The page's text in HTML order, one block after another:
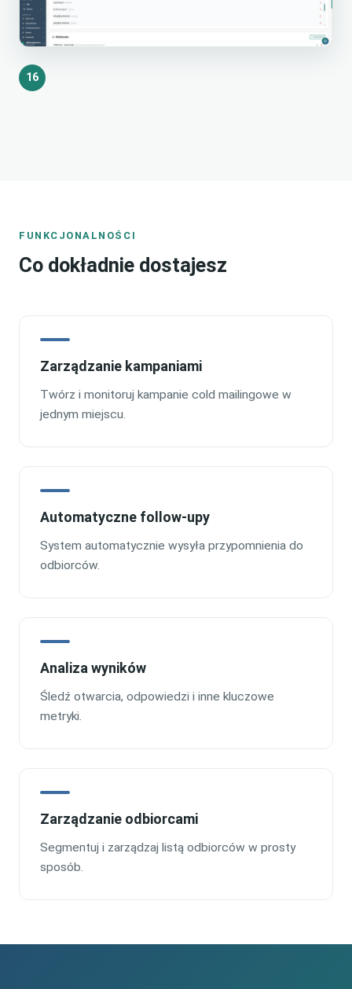
16
FUNKCJONALNOŚCI
Co dokładnie dostajesz
Zarządzanie kampaniami
Twórz i monitoruj kampanie cold mailingowe w
jednym miejscu.
Automatyczne follow-upy
System automatycznie wysyła przypomnienia do
odbiorców.
Analiza wyników
Śledź otwarcia, odpowiedzi i inne kluczowe
metryki.
Zarządzanie odbiorcami
Segmentuj i zarządzaj listą odbiorców w prosty
sposób.